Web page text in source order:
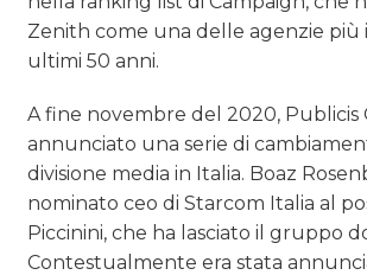
Zenith come una delle agenzie
ultimi 50 anni.
A fine novembre del 2020, Publicis
annunciato una serie di
divisione media in Italia. Boaz
nominato ceo di Starcom Italia al
Piccinini, che ha lasciato il gruppo
Contestualmente era stata